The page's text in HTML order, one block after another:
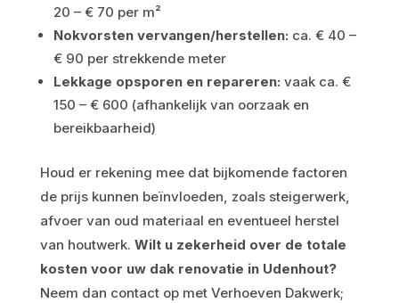
20 – € 70 per m²
Nokvorsten vervangen/herstellen: ca. € 40 –
€ 90 per strekkende meter
Lekkage opsporen en repareren: vaak ca. €
150 – € 600 (afhankelijk van oorzaak en
bereikbaarheid)
Houd er rekening mee dat bijkomende factoren
de prijs kunnen beïnvloeden, zoals steigerwerk,
afvoer van oud materiaal en eventueel herstel
van houtwerk. Wilt u zekerheid over de totale
kosten voor uw dak renovatie in Udenhout?
Neem dan contact op met Verhoeven Dakwerk;